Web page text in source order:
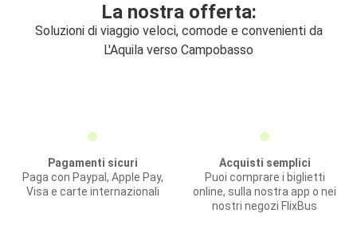
La nostra offerta:
Soluzioni di viaggio veloci, comode e convenienti da
L'Aquila verso Campobasso
Pagamenti sicuri
Paga con Paypal, Apple Pay,
Visa e carte internazionali
Acquisti semplici
Puoi comprare i biglietti
online, sulla nostra app o nei
nostri negozi FlixBus